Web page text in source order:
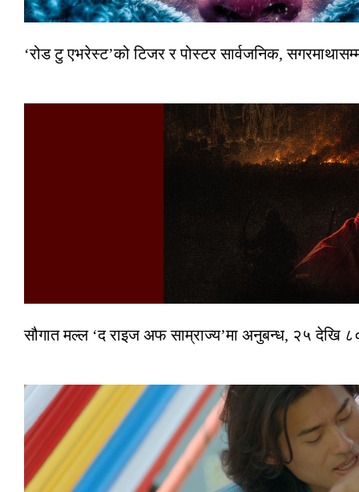
‘रोड टु एभरेस्ट’को टिजर र पोस्टर सार्वजनिक,
सौगात मल्ल ‘द राइज अफ साम्राज्य’मा अनुबन्ध, २५ देखि